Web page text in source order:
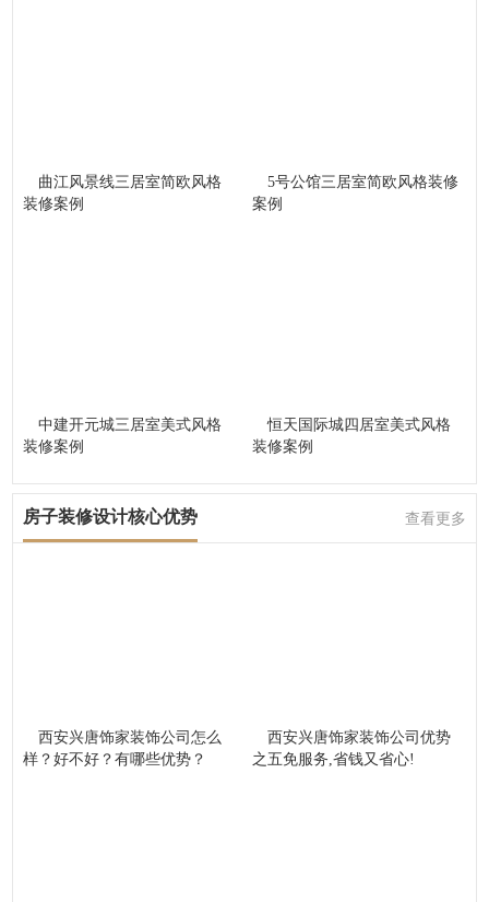
曲江风景线三居室简欧风格
装修案例
5号公馆三居室简欧风格装修
案例
中建开元城三居室美式风格
装修案例
恒天国际城四居室美式风格
装修案例
房子装修设计核心优势 查看更多
西安兴唐饰家装饰公司怎么
样？好不好？有哪些优势？
西安兴唐饰家装饰公司优势
之五免服务,省钱又省心!